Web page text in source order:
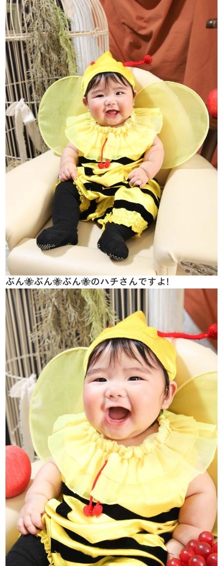
ぶん🐝ぶん🐝ぶん🐝のハチさんですよ!